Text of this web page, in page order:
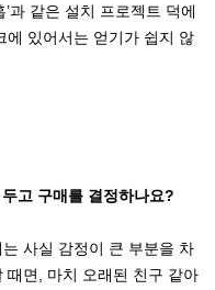
과 같은 설치 프로젝트 덕에
에 있어서는 얻기가 쉽지 않
고 구매를 결정하나요?
사실 감정이 큰 부분을 차
때면, 마치 오래된 친구 같아